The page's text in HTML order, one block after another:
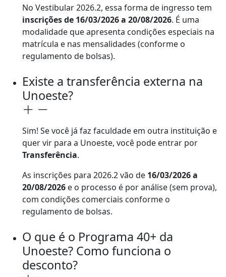
No Vestibular 2026.2, essa forma de ingresso tem
inscrições de 16/03/2026 a 20/08/2026. É uma
modalidade que apresenta condições especiais na
matrícula e nas mensalidades (conforme o
regulamento de bolsas).
Existe a transferência externa na
Unoeste?
Sim! Se você já faz faculdade em outra instituição e
quer vir para a Unoeste, você pode entrar por
Transferência.
As inscrições para 2026.2 vão de 16/03/2026 a
20/08/2026 e o processo é por análise (sem prova),
com condições comerciais conforme o
regulamento de bolsas.
O que é o Programa 40+ da
Unoeste? Como funciona o
desconto?